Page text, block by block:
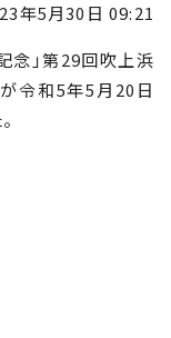
年5月30日 09:21
念」第29回吹上浜
令和5年5月20日